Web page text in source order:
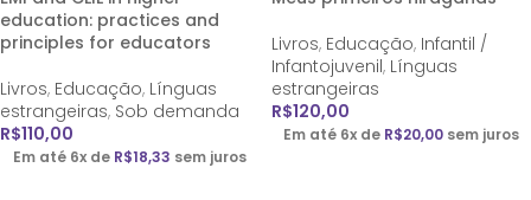
education: practices and
principles for educators
Livros, Educação, Línguas
estrangeiras, Sob demanda
R$110,00
Em até 6x de R$18,33 sem juros
Livros, Educação, Infantil /
Infantojuvenil, Línguas
estrangeiras
R$120,00
Em até 6x de R$20,00 sem juros